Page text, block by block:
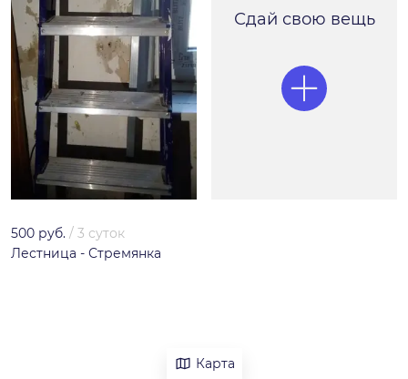
500 руб. / 3 суток
Лестница - Стремянка
Сдай свою вещь
Карта